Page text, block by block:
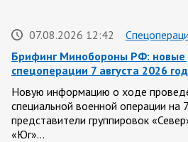
07.08.2026 12:42
Брифинг Минобороны РФ: новые
спецоперации 7 августа 2026
Новую информацию о ходе
специальной военной операции на
представители группировок
«Юг»…